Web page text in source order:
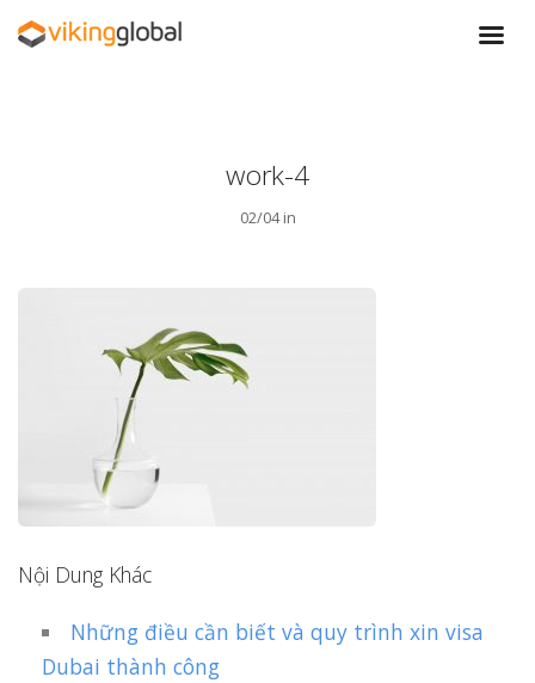
work-4
02/04 in
Nội Dung Khác
Những điều cần biết và quy trình xin visa
Dubai thành công